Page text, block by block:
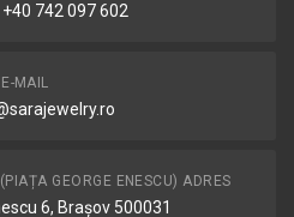
+40 742 097 602
E-MAIL
GEORGE ENESCU) ADRES
6, Brașov 500031